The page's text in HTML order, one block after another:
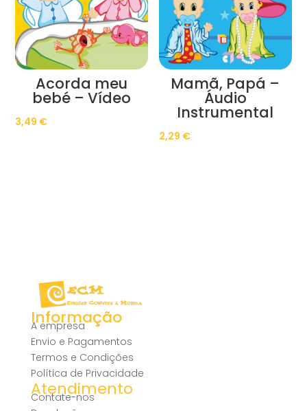
Acorda meu
bebé – Vídeo
3,49 €
Mamã, Papá –
Áudio
Instrumental
2,29 €
Informação
A empresa
Envio e Pagamentos
Termos e Condições
Política de Privacidade
Atendimento
Contate-nos